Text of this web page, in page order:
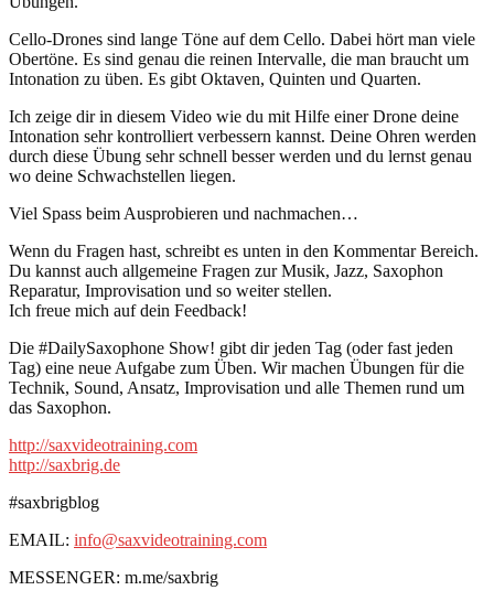
Cello-Drones sind lange Töne auf dem Cello. Dabei hört man viele
Obertöne. Es sind genau die reinen Intervalle, die man braucht um
Intonation zu üben. Es gibt Oktaven, Quinten und Quarten.
Ich zeige dir in diesem Video wie du mit Hilfe einer Drone deine
Intonation sehr kontrolliert verbessern kannst. Deine Ohren werden
durch diese Übung sehr schnell besser werden und du lernst genau
wo deine Schwachstellen liegen.
Viel Spass beim Ausprobieren und nachmachen…
Wenn du Fragen hast, schreibt es unten in den Kommentar Bereich.
Du kannst auch allgemeine Fragen zur Musik, Jazz, Saxophon
Reparatur, Improvisation und so weiter stellen.
Ich freue mich auf dein Feedback!
Die #DailySaxophone Show! gibt dir jeden Tag (oder fast jeden
Tag) eine neue Aufgabe zum Üben. Wir machen Übungen für die
Technik, Sound, Ansatz, Improvisation und alle Themen rund um
das Saxophon.
http://saxvideotraining.com
http://saxbrig.de
#saxbrigblog
EMAIL: info@saxvideotraining.com
MESSENGER: m.me/saxbrig